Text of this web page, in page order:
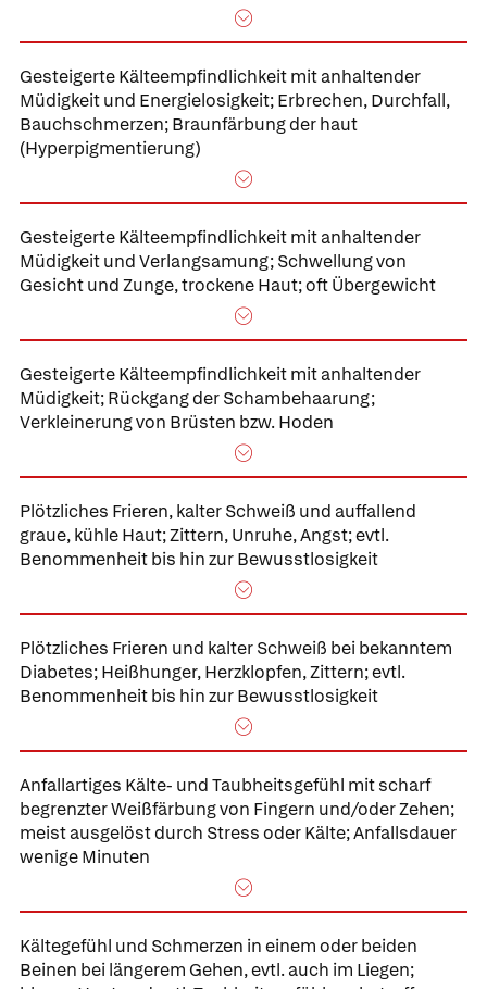
GesteigerteKälteempfindlichkeit mitanhaltender
Müdigkeit und Energielosigkeit;Erbrechen, Durchfall,
Bauchschmerzen;Braunfärbung der haut
(Hyperpigmentierung)
GesteigerteKälteempfindlichkeit mitanhaltender
Müdigkeit und Verlangsamung;Schwellung von
Gesicht und Zunge, trockene Haut; oft Übergewicht
GesteigerteKälteempfindlichkeit mitanhaltender
Müdigkeit;Rückgang der Schambehaarung;
Verkleinerung von Brüsten bzw. Hoden
Plötzliches Frieren,kalter Schweiß und auffallend
graue, kühle Haut;Zittern, Unruhe, Angst; evtl.
Benommenheit bis hin zur Bewusstlosigkeit
Plötzliches Frieren und kalter Schweiß bei bekanntem
Diabetes;Heißhunger, Herzklopfen, Zittern; evtl.
Benommenheit bis hin zur Bewusstlosigkeit
Anfallartiges Kälte- und Taubheitsgefühl mit scharf
begrenzter Weißfärbungvon Fingern und/oder Zehen;
meist ausgelöst durch Stress oder Kälte; Anfallsdauer
wenige Minuten
Kältegefühl und Schmerzen in einem oder beiden
Beinen bei längerem Gehen,evtl. auch im Liegen;